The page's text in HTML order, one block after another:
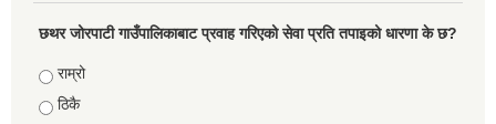
छथर जोरपाटी गाउँपालिकाबाट प्रवाह गरिएको सेवा प्रति तपाइको धारणा के छ?
Choices
राम्रो
ठिकै